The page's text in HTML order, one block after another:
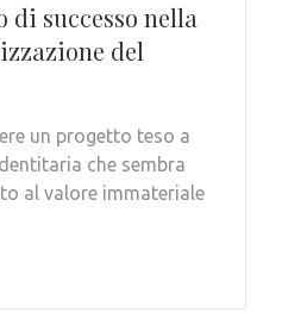
di successo nella
del
un progetto teso a
che sembra
al valore immateriale